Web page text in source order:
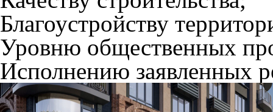
Благоустройству
Уровню общественных
Исполнению заявленных